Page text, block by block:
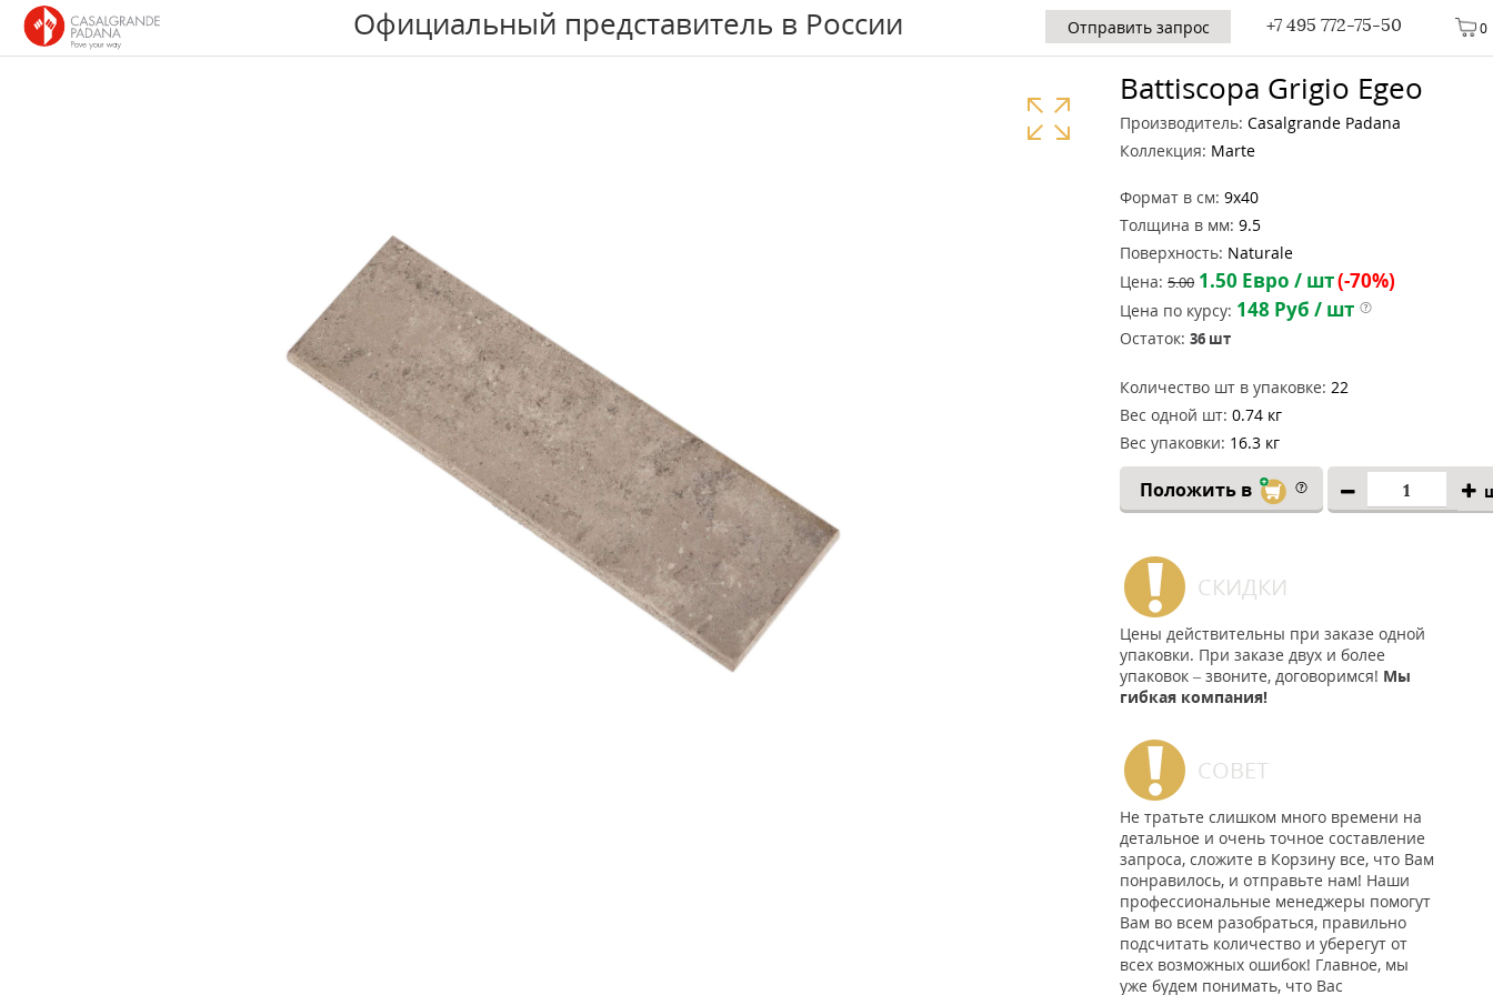
0
Официальный представитель в России +7 495 772-75-50
Отправить запрос
Battiscopa Grigio Egeo
Производитель: Casalgrande Padana
Коллекция: Marte
Формат в см: 9x40
Толщина в мм: 9.5
Поверхность: Naturale
Цена: 5.00 1.50 Евро / шт(-70%)
Цена по курсу: 148 Руб / шт
Остаток: 36 шт
Количество шт в упаковке: 22
Вес одной шт: 0.74 кг
Вес упаковки: 16.3 кг
Положить в
СКИДКИ
Цены действительны при заказе одной
упаковки. При заказе двух и более
упаковок – звоните, договоримся! Мы
гибкая компания!
СОВЕТ
Не тратьте слишком много времени на
детальное и очень точное составление
запроса, сложите в Корзину все, что Вам
понравилось, и отправьте нам! Наши
профессиональные менеджеры помогут
Вам во всем разобраться, правильно
подсчитать количество и уберегут от
всех возможных ошибок! Главное, мы
уже будем понимать, что Вас